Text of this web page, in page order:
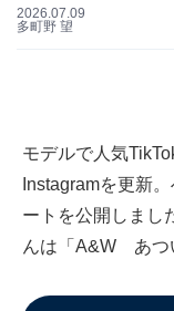
2026.07.09
多町野 望
モデルで人気
Instagramを更新
ートを公開しまし
んは「A&W あつ